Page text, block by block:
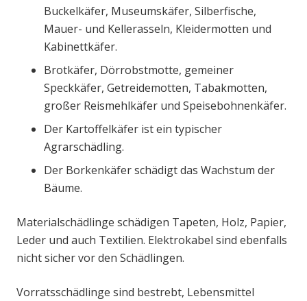
Buckelkäfer, Museumskäfer, Silberfische,
Mauer- und Kellerasseln, Kleidermotten und
Kabinettkäfer.
Brotkäfer, Dörrobstmotte, gemeiner
Speckkäfer, Getreidemotten, Tabakmotten,
großer Reismehlkäfer und Speisebohnenkäfer.
Der Kartoffelkäfer ist ein typischer
Agrarschädling.
Der Borkenkäfer schädigt das Wachstum der
Bäume.
Materialschädlinge schädigen Tapeten, Holz, Papier,
Leder und auch Textilien. Elektrokabel sind ebenfalls
nicht sicher vor den Schädlingen.
Vorratsschädlinge sind bestrebt, Lebensmittel